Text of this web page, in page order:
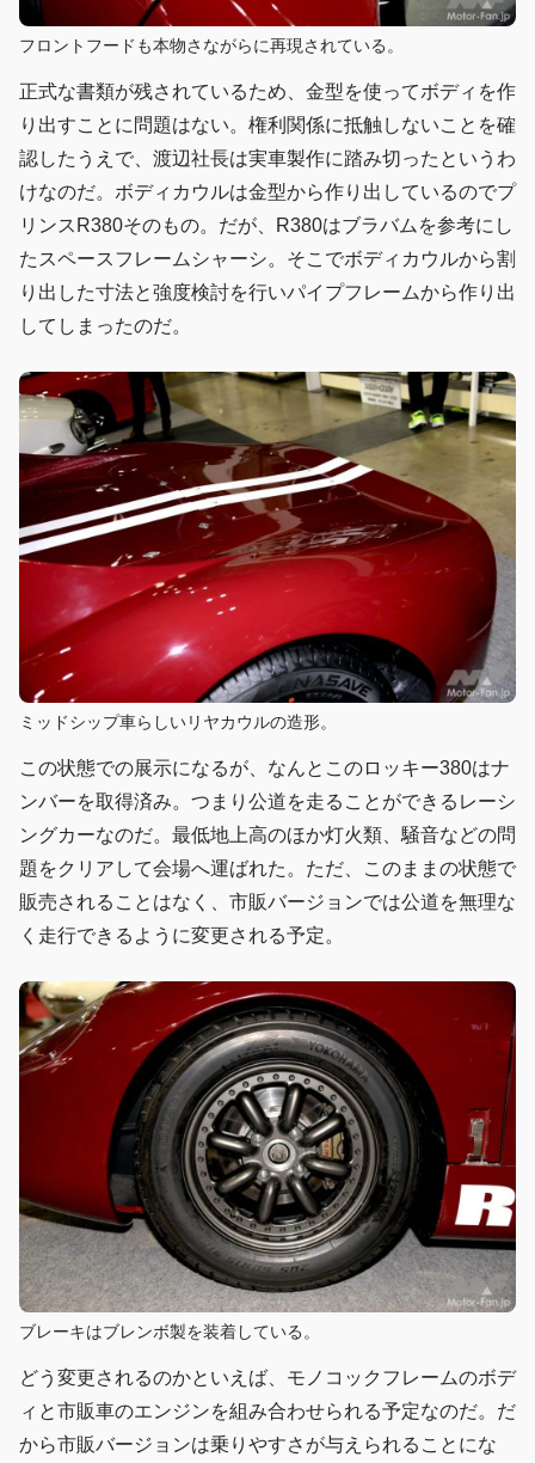
フロントフードも本物さながらに再現されている。
正式な書類が残されているため、金型を使ってボディを作
り出すことに問題はない。権利関係に抵触しないことを確
認したうえで、渡辺社長は実車製作に踏み切ったというわ
けなのだ。ボディカウルは金型から作り出しているのでプ
リンスR380そのもの。だが、R380はブラバムを参考にし
たスペースフレームシャーシ。そこでボディカウルから割
り出した寸法と強度検討を行いパイプフレームから作り出
してしまったのだ。
ミッドシップ車らしいリヤカウルの造形。
この状態での展示になるが、なんとこのロッキー380はナ
ンバーを取得済み。つまり公道を走ることができるレーシ
ングカーなのだ。最低地上高のほか灯火類、騒音などの問
題をクリアして会場へ運ばれた。ただ、このままの状態で
販売されることはなく、市販バージョンでは公道を無理な
く走行できるように変更される予定。
ブレーキはブレンボ製を装着している。
どう変更されるのかといえば、モノコックフレームのボデ
ィと市販車のエンジンを組み合わせられる予定なのだ。だ
から市販バージョンは乗りやすさが与えられることにな